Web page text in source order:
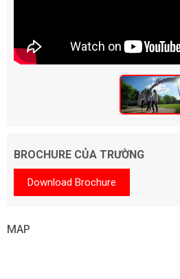
BROCHURE CỦA TRƯỜNG
Download Brochure
MAP